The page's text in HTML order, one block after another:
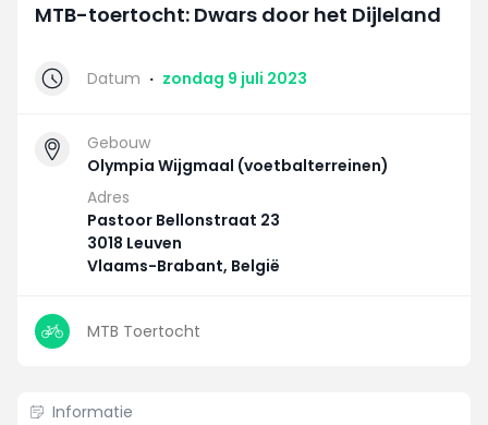
MTB-toertocht: Dwars door het Dijleland
Datum · zondag 9 juli 2023
Gebouw
Olympia Wijgmaal (voetbalterreinen)
Adres
Pastoor Bellonstraat 23
3018 Leuven
Vlaams-Brabant, België
MTB Toertocht
Informatie